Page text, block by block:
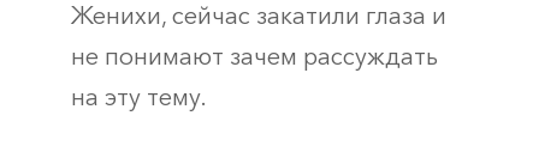
Женихи, сейчас закатили глаза и
не понимают зачем рассуждать
на эту тему.